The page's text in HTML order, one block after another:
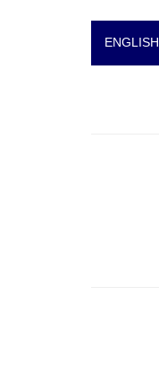
ENGLISH